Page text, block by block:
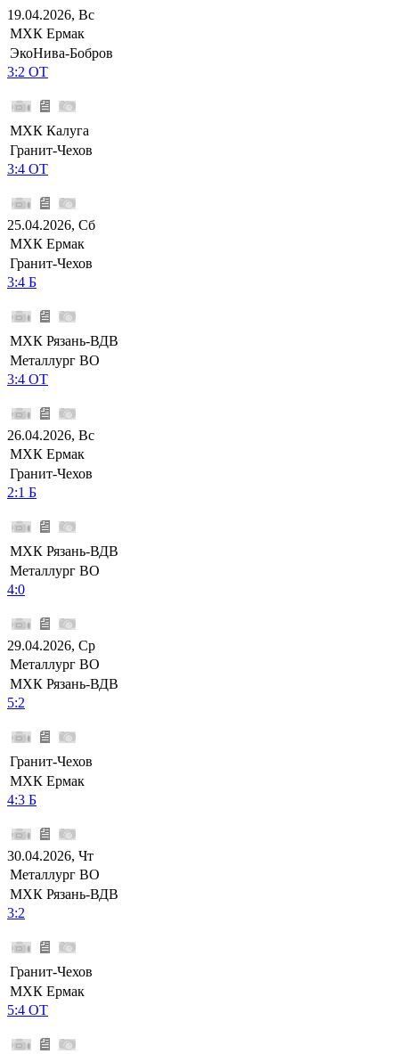
19.04.2026, Вс
МХК Ермак
ЭкоНива-Бобров
3:2 ОТ
МХК Калуга
Гранит-Чехов
3:4 ОТ
25.04.2026, Сб
МХК Ермак
Гранит-Чехов
3:4 Б
МХК Рязань-ВДВ
Металлург ВО
3:4 ОТ
26.04.2026, Вс
МХК Ермак
Гранит-Чехов
2:1 Б
МХК Рязань-ВДВ
Металлург ВО
4:0
29.04.2026, Ср
Металлург ВО
МХК Рязань-ВДВ
5:2
Гранит-Чехов
МХК Ермак
4:3 Б
30.04.2026, Чт
Металлург ВО
МХК Рязань-ВДВ
3:2
Гранит-Чехов
МХК Ермак
5:4 ОТ